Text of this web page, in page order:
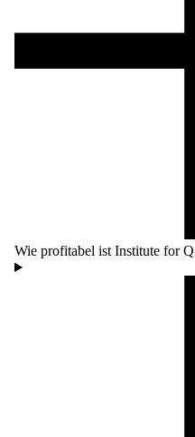
Wie profitabel ist Institute for